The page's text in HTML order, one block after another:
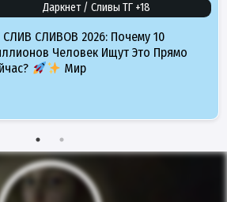
Даркнет / Сливы ТГ +18
СЛИВ СЛИВОВ 2026: Почему 10
Человек Ищут Это Прямо
Мир